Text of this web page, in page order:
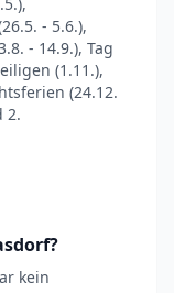
- 5.6.),
- 14.9.), Tag
(1.11.),
(24.12.
2.
kein